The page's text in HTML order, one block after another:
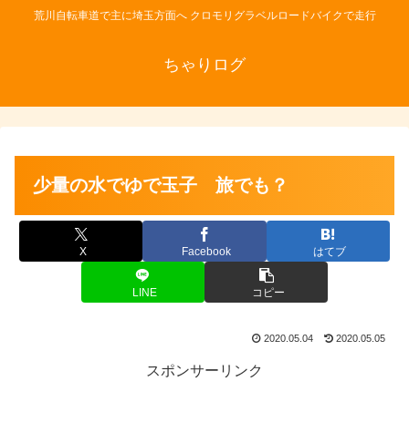
荒川自転車道で主に埼玉方面へ クロモリグラベルロードバイクで走行
ちゃりログ
少量の水でゆで玉子 旅でも？
X Facebook はてブ
LINE コピー
2020.05.04 2020.05.05
スポンサーリンク